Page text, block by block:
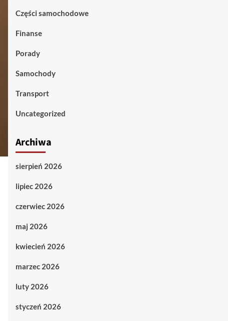
Części samochodowe
Finanse
Porady
Samochody
Transport
Uncategorized
Archiwa
sierpień 2026
lipiec 2026
czerwiec 2026
maj 2026
kwiecień 2026
marzec 2026
luty 2026
styczeń 2026